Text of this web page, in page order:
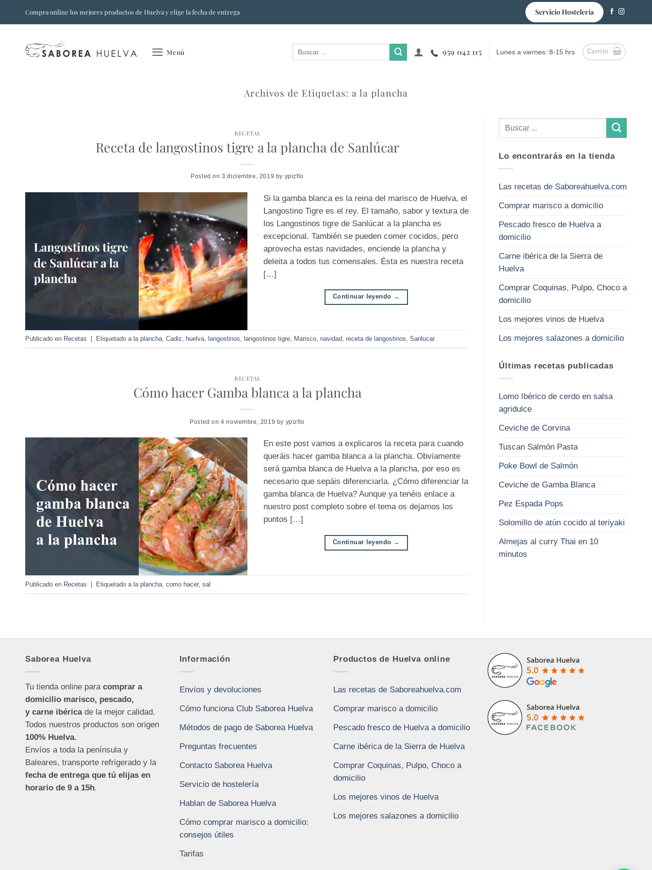
Compra online los mejores productos de Huelva y elige la fecha de entrega Servicio Hostelería
Menú 959 042 115 Lunes a viernes: 8-15 hrs Carrito
Archivos de Etiquetas:a la plancha
RECETAS
Receta de langostinos tigre a la plancha de Sanlúcar
Posted on3 diciembre, 2019 by ypizflo
Si la gamba blanca es la reina del marisco de Huelva, el
Langostino Tigre es el rey. El tamaño, sabor y textura de
los Langostinos tigre de Sanlúcar a la plancha es
excepcional. También se pueden comer cocidos, pero
aprovecha estas navidades, enciende la plancha y
deleita a todos tus comensales. Ésta es nuestra receta
[…]
Continuar leyendo →
Publicado en Recetas Etiquetado a la plancha, Cadiz, huelva, langostinos, langostinos tigre, Marisco, navidad, receta de langostinos, Sanlucar
RECETAS
Cómo hacer Gamba blanca a la plancha
Posted on4 noviembre, 2019 by ypizflo
En este post vamos a explicaros la receta para cuando
queráis hacer gamba blanca a la plancha. Obviamente
será gamba blanca de Huelva a la plancha, por eso es
necesario que sepáis diferenciarla. ¿Cómo diferenciar la
gamba blanca de Huelva? Aunque ya tenéis enlace a
nuestro post completo sobre el tema os dejamos los
puntos […]
Continuar leyendo →
Publicado en Recetas Etiquetado a la plancha como hacer, sal
Lo encontrarás en la tienda
Las recetas de Saboreahuelva.com
Comprar marisco a domicilio
Pescado fresco de Huelva a
domicilio
Carne ibérica de la Sierra de
Huelva
Comprar Coquinas, Pulpo, Choco a
domicilio
Los mejores vinos de Huelva
Los mejores salazones a domicilio
Últimas recetas publicadas
Lomo Ibérico de cerdo en salsa
agridulce
Ceviche de Corvina
Tuscan Salmón Pasta
Poke Bowl de Salmón
Ceviche de Gamba Blanca
Pez Espada Pops
Solomillo de atún cocido al teriyaki
Almejas al curry Thai en 10
minutos
Saborea Huelva
Tu tienda online para comprar a
domicilio marisco, pescado,
y carne ibéricade la mejor calidad.
Todos nuestros productos son origen
100% Huelva.
Envíos a toda la península y
Baleares, transporte refrigerado y la
fecha de entrega que tú elijas en
horario de 9 a 15h.
Información
Envíos y devoluciones
Cómo funciona Club Saborea Huelva
Métodos de pago de Saborea Huelva
Preguntas frecuentes
Contacto Saborea Huelva
Servicio de hostelería
Hablan de Saborea Huelva
Cómo comprar marisco a domicilio:
consejos útiles
Tarifas
Productos de Huelva online
Las recetas de Saboreahuelva.com
Comprar marisco a domicilio
Pescado fresco de Huelva a domicilio
Carne ibérica de la Sierra de Huelva
Comprar Coquinas, Pulpo, Choco a
domicilio
Los mejores vinos de Huelva
Los mejores salazones a domicilio